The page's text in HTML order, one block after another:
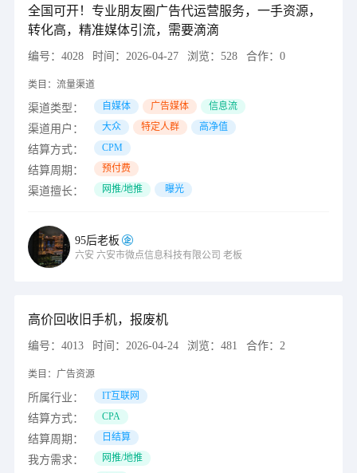
全国可开！专业朋友圈广告代运营服务，一手资源，
转化高，精准媒体引流，需要滴滴
编号： 4028 时间： 2026-04-27 浏览： 528 合作： 0
类目： 流量渠道
渠道类型： 自媒体 广告媒体 信息流
渠道用户： 大众 特定人群 高净值
结算方式： CPM
结算周期： 预付费
渠道擅长： 网推/地推 曝光
95后老板
六安 六安市微点信息科技有限公司 老板
高价回收旧手机，报废机
编号： 4013 时间： 2026-04-24 浏览： 481 合作： 2
类目： 广告资源
所属行业： IT互联网
结算方式： CPA
结算周期： 日结算
我方需求： 网推/地推